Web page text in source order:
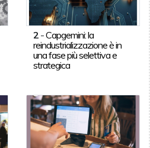
2 -Capgemini: la
reindustrializzazione è in
una fase più selettiva e
strategica